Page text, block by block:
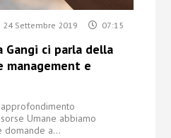
24 Settembre 2019 07:15
Gangi ci parla della
management e
Umane abbiamo
domande a...